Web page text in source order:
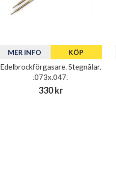
MER INFO KÖP
Edelbrockförgasare. Stegnålar.
.073x.047.
330 kr